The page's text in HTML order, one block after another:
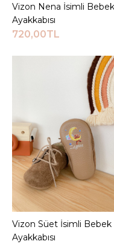
Sepete Ekle
Vizon Nena İsimli Bebek
Ayakkabısı
720,00TL
Sepete Ekle
Vizon Süet İsimli Bebek
Ayakkabısı